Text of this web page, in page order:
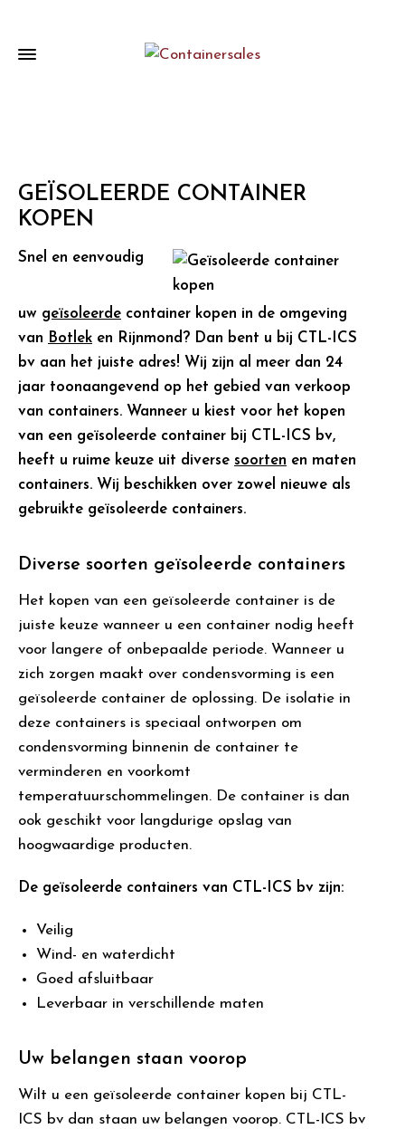
GEÏSOLEERDE CONTAINER
KOPEN
Snel en eenvoudig
uw geïsoleerde container kopen in de omgeving
van Botlek en Rijnmond? Dan bent u bij CTL-ICS
bv aan het juiste adres! Wij zijn al meer dan 24
jaar toonaangevend op het gebied van verkoop
van containers. Wanneer u kiest voor het kopen
van een geïsoleerde container bij CTL-ICS bv,
heeft u ruime keuze uit diverse soorten en maten
containers. Wij beschikken over zowel nieuwe als
gebruikte geïsoleerde containers.
Diverse soorten geïsoleerde containers
Het kopen van een geïsoleerde container is de
juiste keuze wanneer u een container nodig heeft
voor langere of onbepaalde periode. Wanneer u
zich zorgen maakt over condensvorming is een
geïsoleerde container de oplossing. De isolatie in
deze containers is speciaal ontworpen om
condensvorming binnenin de container te
verminderen en voorkomt
temperatuurschommelingen. De container is dan
ook geschikt voor langdurige opslag van
hoogwaardige producten.
De geïsoleerde containers van CTL-ICS bv zijn:
Veilig
Wind- en waterdicht
Goed afsluitbaar
Leverbaar in verschillende maten
Uw belangen staan voorop
Wilt u een geïsoleerde container kopen bij CTL-
ICS bv dan staan uw belangen voorop. CTL-ICS bv